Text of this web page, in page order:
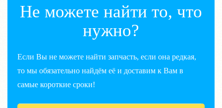
Не можете найти то, что
нужно?
Если Вы не можете найти запчасть, если она редкая,
то мы обязательно найдём её и доставим к Вам в
самые короткие сроки!